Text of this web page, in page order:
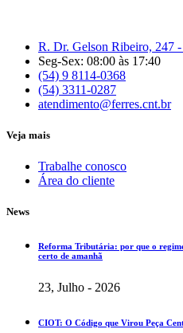
R. Dr. Gelson Ribeiro, 247
Seg-Sex: 08:00 às 17:40
(54) 9 8114-0368
(54) 3311-0287
atendimento@ferres.cnt.br
Veja mais
Trabalhe conosco
Área do cliente
News
Reforma Tributária: por que o
certo de amanhã
23, Julho - 2026
CIOT: O Código que Virou Peça